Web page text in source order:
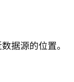
据源的位置。